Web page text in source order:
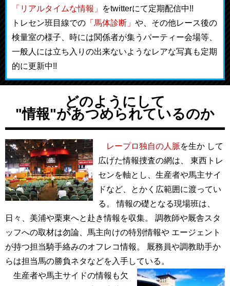
「リアルタイムな情報」
をtwitterにて定期配信中!!
トレセン班目線での 「馬体診断」 や、その他レース後の
検量室の様子、時には関係者が集うパーティー会場等、
一般人には立ち入りの出来ないようなレアな写真も定期
的に更新中!!
どのようにして
"情報"があつめられているのか
レープロ独自の人脈を生か して
広げた情報捜査の網は、 東西トレ
センを軸とし、生産者や馬主サイ
ドなど、とかく広範囲に渡ってい
る。 情報の礎となる現場班は、
日々、美浦や栗東へと赴き情報を収集。 調教師や厩舎スタ
ッフへの取材は勿論、馬主向けの特別情報や エージェント
が持つ担当騎手絡みのオフレコ情報。 厩務員や調教助手か
らは担当馬の勝負ネタなどを入手している。
生産者や馬主サイドの情報も欠